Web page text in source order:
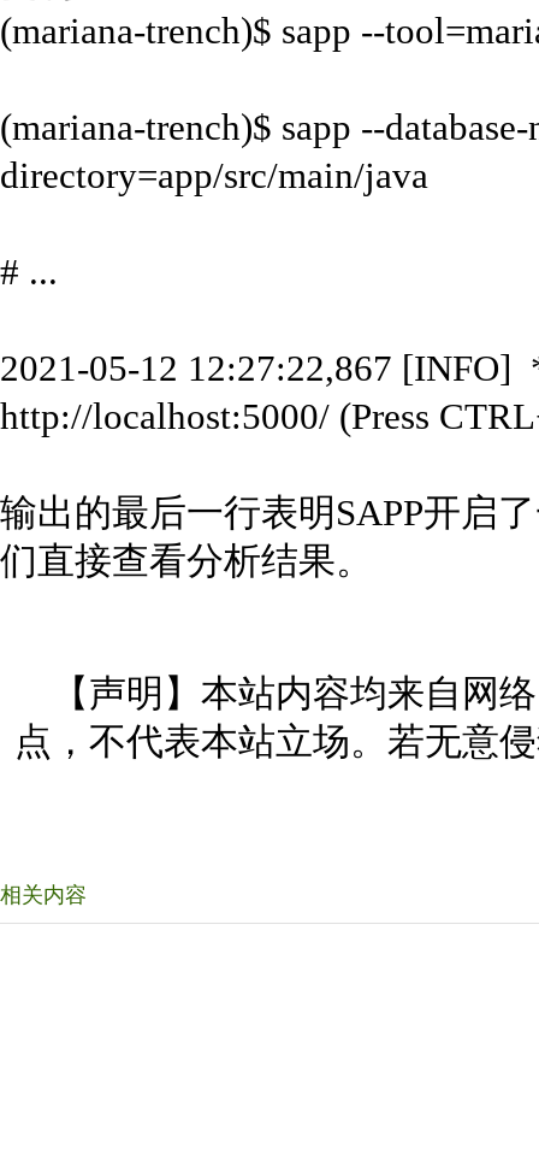
(mariana-trench)$ sapp --
(mariana-trench)$ sapp --
directory=app/src/main/java
# ...
2021-05-12 12:27:22,867 [INFO]
http://localhost:5000/ (Press
输出的最后一行表明SAPP开启
们直接查看分析结果。
【声明】本站内容均来自网
点，不代表本站立场。若无意
相关内容